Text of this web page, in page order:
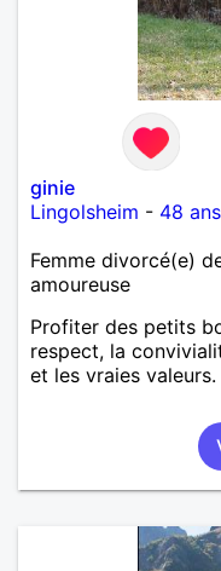
ginie
Lingolsheim - 48 ans
Femme divorcé(e)
amoureuse
Profiter des petits
respect, la
et les vraies valeurs.